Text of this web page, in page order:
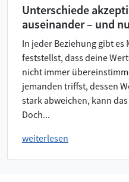
Unterschiede
auseinander – und
In jeder Beziehung gibt es
feststellst, dass deine
nicht immer
jemanden triffst, dessen
stark abweichen, kann
Doch...
weiterlesen